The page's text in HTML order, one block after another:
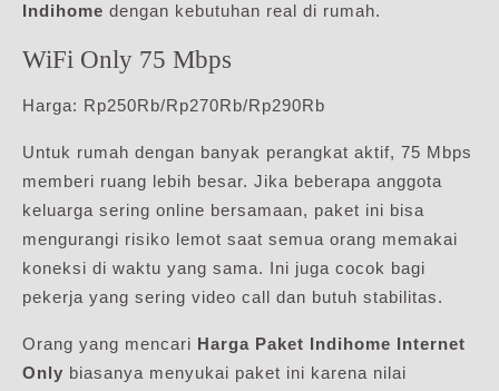
Indihome dengan kebutuhan real di rumah.
WiFi Only 75 Mbps
Harga: Rp250Rb/Rp270Rb/Rp290Rb
Untuk rumah dengan banyak perangkat aktif, 75 Mbps
memberi ruang lebih besar. Jika beberapa anggota
keluarga sering online bersamaan, paket ini bisa
mengurangi risiko lemot saat semua orang memakai
koneksi di waktu yang sama. Ini juga cocok bagi
pekerja yang sering video call dan butuh stabilitas.
Orang yang mencari Harga Paket Indihome Internet
Only biasanya menyukai paket ini karena nilai